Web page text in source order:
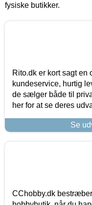
fysiske butikker.
Rito.dk er kort sagt en
kundeservice, hurtig
de sælger både til
her for at se deres
Se
CChobby.dk